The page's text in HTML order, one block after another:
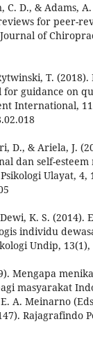
C. D., & Adams,
for peer-
of
T.
for guidance on
International,
D., & Ariela, J.
dan self-esteem
Ulayat, 4,
K. S. (2014).
individu
Undip, 13(1),
Mengapa
masyarakat
A. Meinarno
Rajagrafindo